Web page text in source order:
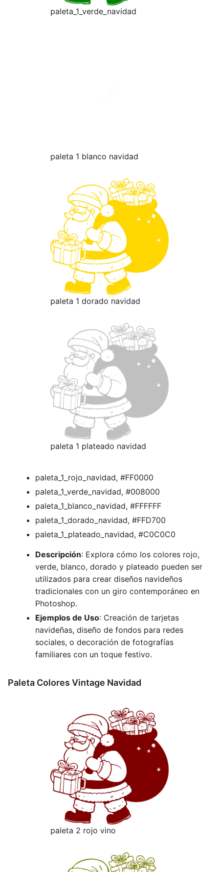
paleta_1_verde_navidad
paleta 1 blanco navidad
paleta 1 dorado navidad
paleta 1 plateado navidad
paleta_1_rojo_navidad, #FF0000
paleta_1_verde_navidad, #008000
paleta_1_blanco_navidad, #FFFFFF
paleta_1_dorado_navidad, #FFD700
paleta_1_plateado_navidad, #C0C0C0
Descripción: Explora cómo los colores rojo,
verde, blanco, dorado y plateado pueden ser
utilizados para crear diseños navideños
tradicionales con un giro contemporáneo en
Photoshop.
Ejemplos de Uso: Creación de tarjetas
navideñas, diseño de fondos para redes
sociales, o decoración de fotografías
familiares con un toque festivo.
Paleta Colores Vintage Navidad
paleta 2 rojo vino